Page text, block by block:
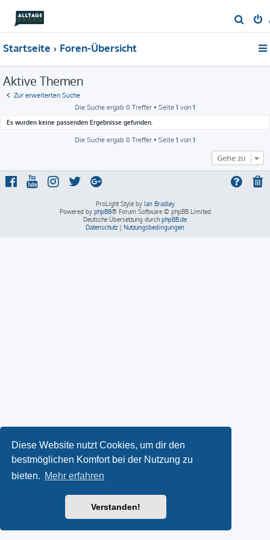
Diese Website nutzt Cookies, um dir den
bestmöglichen Komfort bei der Nutzung zu
bieten. Mehr erfahren
Verstanden!
u
Startseite Foren-Übersicht
Aktive Themen
Zur erweiterten Suche
Die Suche ergab 0 Treffer • Seite 1 von 1
Es wurden keine passenden Ergebnisse gefunden.
Die Suche ergab 0 Treffer • Seite 1 von 1
Gehe zu
ProLight Style by Ian Bradley
Powered by phpBB® Forum Software © phpBB Limited
Deutsche Übersetzung durch phpBB.de
Datenschutz | Nutzungsbedingungen